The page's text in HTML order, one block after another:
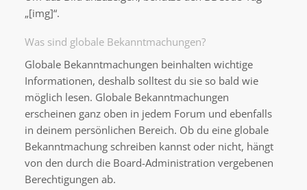
„[img]“.
Was sind globale Bekanntmachungen?
Globale Bekanntmachungen beinhalten wichtige
Informationen, deshalb solltest du sie so bald wie
möglich lesen. Globale Bekanntmachungen
erscheinen ganz oben in jedem Forum und ebenfalls
in deinem persönlichen Bereich. Ob du eine globale
Bekanntmachung schreiben kannst oder nicht, hängt
von den durch die Board-Administration vergebenen
Berechtigungen ab.